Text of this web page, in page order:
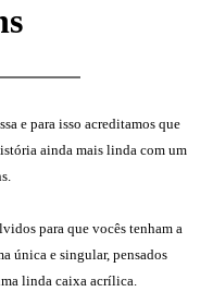
e para isso acreditamos que
ainda mais linda com um
para que vocês tenham a
única e singular, pensados
linda caixa acrílica.